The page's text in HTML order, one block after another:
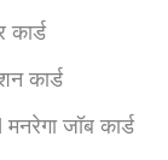
कार्ड
जॉब कार्ड